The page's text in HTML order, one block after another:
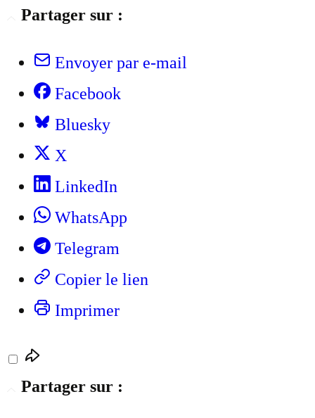
Partager sur :
Envoyer par e-mail
Facebook
Bluesky
X
LinkedIn
WhatsApp
Telegram
Copier le lien
Imprimer
Partager sur :